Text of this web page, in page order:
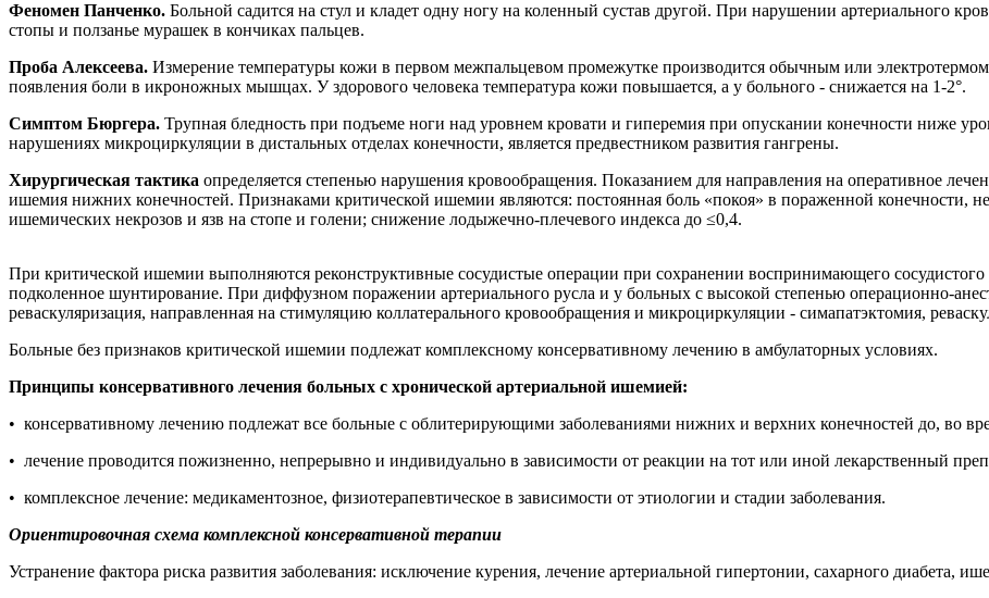
Феномен Панченко. Больной садится на стул и кладет одну ногу на коленный сустав другой. При нарушении артериального
стопы и ползанье мурашек в кончиках пальцев.
Проба Алексеева. Измерение температуры кожи в первом межпальцевом промежутке производится обычным или
появления боли в икроножных мышцах. У здорового человека температура кожи повышается, а у больного - снижается на 1-2°.
Симптом Бюргера. Трупная бледность при подъеме ноги над уровнем кровати и гиперемия при опускании конечности ниже
нарушениях микроциркуляции в дистальных отделах конечности, является предвестником развития гангрены.
Хирургическая тактика определяется степенью нарушения кровообращения. Показанием для направления на оперативное
ишемия нижних конечностей. Признаками критической ишемии являются: постоянная боль «покоя» в пораженной конечности,
ишемических некрозов и язв на стопе и голени; снижение лодыжечно-плечевого индекса до ≤0,4.
При критической ишемии выполняются реконструктивные сосудистые операции при сохранении воспринимающего сосудистого
подколенное шунтирование. При диффузном поражении артериального русла и у больных с высокой степенью операционно-
реваскуляризация, направленная на стимуляцию коллатерального кровообращения и микроциркуляции - симапатэктомия,
Больные без признаков критической ишемии подлежат комплексному консервативному лечению в амбулаторных условиях.
Принципы консервативного лечения больных с хронической артериальной ишемией:
• консервативному лечению подлежат все больные с облитерирующими заболеваниями нижних и верхних конечностей до, во
• лечение проводится пожизненно, непрерывно и индивидуально в зависимости от реакции на тот или иной лекарственный
• комплексное лечение: медикаментозное, физиотерапевтическое в зависимости от этиологии и стадии заболевания.
Ориентировочная схема комплексной консервативной терапии
Устранение фактора риска развития заболевания: исключение курения, лечение артериальной гипертонии, сахарного диабета,